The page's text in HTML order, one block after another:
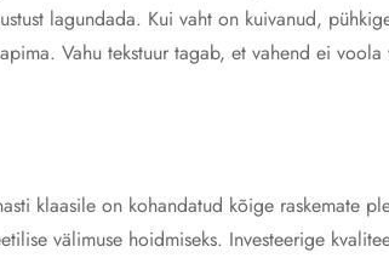
lagundada. Kui vaht on kuivanud,
Vahu tekstuur tagab, et vahend ei
klaasile on kohandatud kõige raskemate
välimuse hoidmiseks. Investeerige